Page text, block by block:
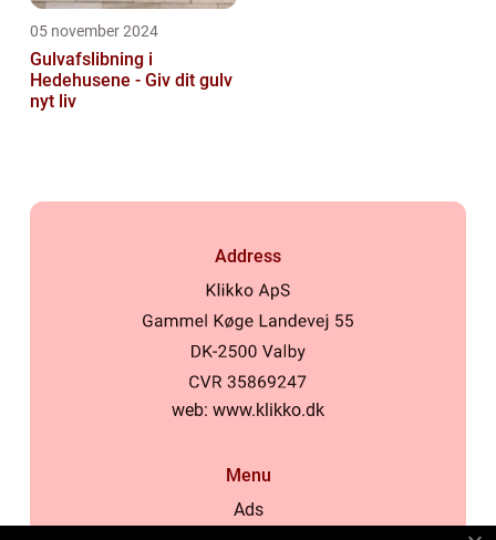
05 november 2024
Gulvafslibning i
Hedehusene - Giv dit gulv
nyt liv
Address
web: www.klikko.dk
Menu
Ads